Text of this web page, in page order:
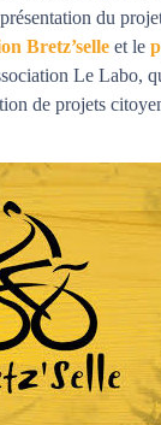
du
Bretz’selle et le
Le Labo,
de projets